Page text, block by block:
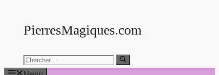
contenuPierresMagiques.com
Chercher: